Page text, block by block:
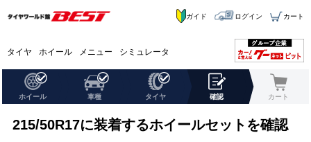
タイヤ ホイール メニュー シミュレータ
ガイド ログイン カート
ホイール 車種 タイヤ 確認 カート
215/50R17に装着するホイールセットを確認